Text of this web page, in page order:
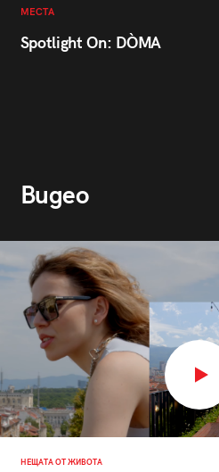
МЕСТА
Spotlight On: DÒMA
Видео
НЕЩАТА ОТ ЖИВОТА